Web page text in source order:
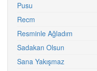
Pusu
Recm
Resminle Ağladım
Sadakan Olsun
Sana Yakışmaz